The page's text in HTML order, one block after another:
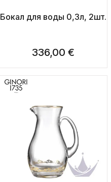
Бокал для воды 0,3л, 2шт.
336,00 €